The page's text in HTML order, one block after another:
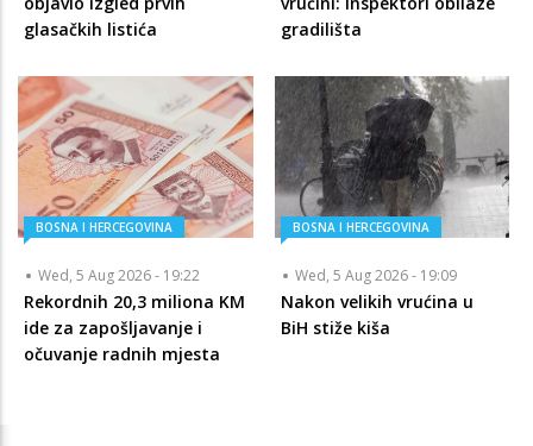
glasačkih listića
gradilišta
BOSNA I HERCEGOVINA
Wed, 5 Aug 2026 - 19:22
Rekordnih 20,3 miliona KM
ide za zapošljavanje i
očuvanje radnih mjesta
BOSNA I HERCEGOVINA
Wed, 5 Aug 2026 - 19:09
Nakon velikih vrućina u
BiH stiže kiša